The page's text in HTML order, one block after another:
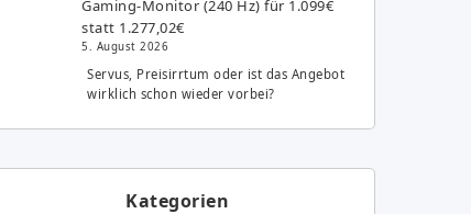
Gaming-Monitor (240 Hz) für 1.099€
statt 1.277,02€
5. August 2026
Servus, Preisirrtum oder ist das Angebot
wirklich schon wieder vorbei?
Kategorien